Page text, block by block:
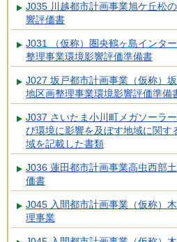
J035 川越都市計画事業旭ケ丘松
響評価書
J031 （仮称）圏央鶴ヶ島インタ
整理事業環境影響評価準備書
J027 坂戸都市計画事業（仮称）
地区画整理事業環境影響評価準備
J037 さいたま小川町メガソーラ
び環境に影響を及ぼす地域に関す
域を記載した書類
J036 蓮田都市計画事業高虫西部
価書
J045 入間都市計画事業（仮称）
理事業